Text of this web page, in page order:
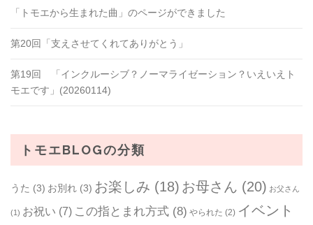
「トモエから生まれた曲」のページができました
第20回「支えさせてくれてありがとう」
第19回 「インクルーシブ？ノーマライゼーション？いえいえト
モエです」(20260114)
トモエBLOGの分類
うた (3) お別れ (3) お楽しみ (18) お母さん (20) お父さん
(1) お祝い (7) この指とまれ方式 (8) やられた (2) イベント